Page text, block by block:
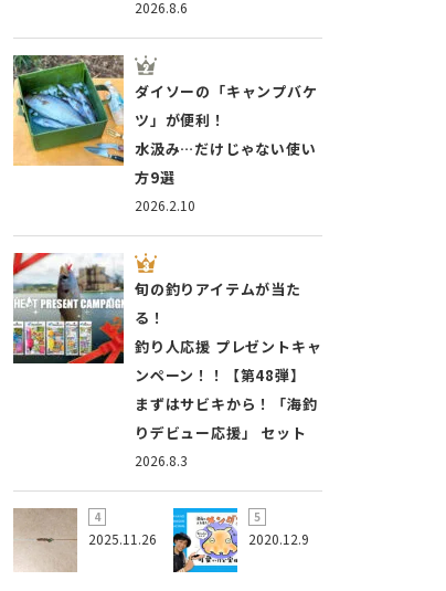
2026.8.6
2026.2.10
ダイソーの「キャンプバケ
ツ」が便利！
水汲み…だけじゃない使い
方9選
2026.8.3
旬の釣りアイテムが当た
る！
釣り人応援 プレゼントキャ
ンペーン！！【第48弾】
まずはサビキから！「海釣
りデビュー応援」 セット
2025.11.26 2020.12.9